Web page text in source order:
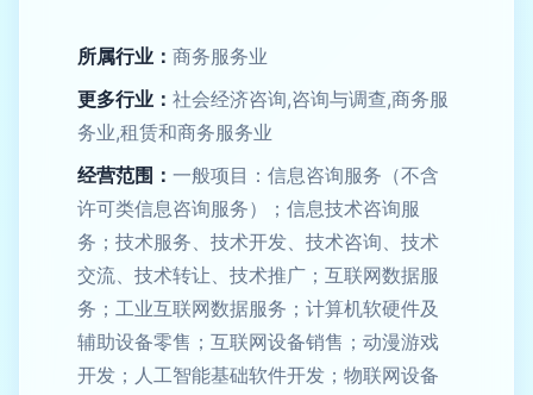
所属行业： 商务服务业
更多行业： 社会经济咨询,咨询与调查,商务服
务业,租赁和商务服务业
经营范围： 一般项目：信息咨询服务（不含
许可类信息咨询服务）；信息技术咨询服
务；技术服务、技术开发、技术咨询、技术
交流、技术转让、技术推广；互联网数据服
务；工业互联网数据服务；计算机软硬件及
辅助设备零售；互联网设备销售；动漫游戏
开发；人工智能基础软件开发；物联网设备